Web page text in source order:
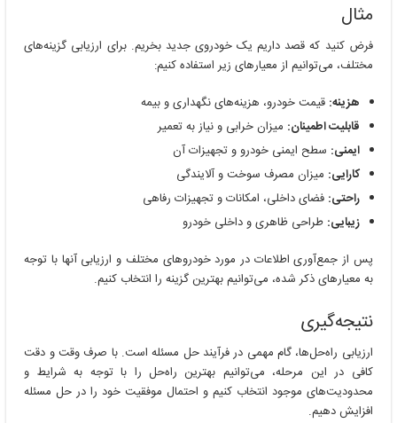
مثال
فرض کنید که قصد داریم یک خودروی جدید بخریم. برای ارزیابی گزینه‌های
مختلف، می‌توانیم از معیارهای زیر استفاده کنیم:
هزینه: قیمت خودرو، هزینه‌های نگهداری و بیمه
قابلیت اطمینان: میزان خرابی و نیاز به تعمیر
ایمنی: سطح ایمنی خودرو و تجهیزات آن
کارایی: میزان مصرف سوخت و آلایندگی
راحتی: فضای داخلی، امکانات و تجهیزات رفاهی
زیبایی: طراحی ظاهری و داخلی خودرو
پس از جمع‌آوری اطلاعات در مورد خودروهای مختلف و ارزیابی آنها با توجه
به معیارهای ذکر شده، می‌توانیم بهترین گزینه را انتخاب کنیم.
نتیجه‌گیری
ارزیابی راه‌حل‌ها، گام مهمی در فرآیند حل مسئله است. با صرف وقت و دقت
کافی در این مرحله، می‌توانیم بهترین راه‌حل را با توجه به شرایط و
محدودیت‌های موجود انتخاب کنیم و احتمال موفقیت خود را در حل مسئله
افزایش دهیم.